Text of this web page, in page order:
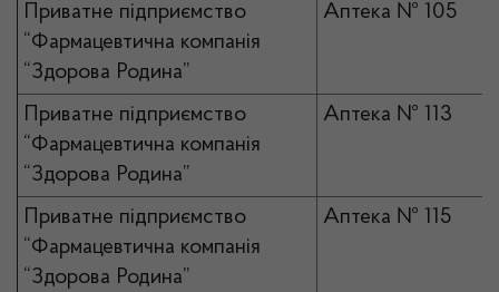
Приватне підприємство
“Фармацевтична компанія
“Здорова Родина”
Аптека № 105
Приватне підприємство
“Фармацевтична компанія
“Здорова Родина”
Аптека № 113
Приватне підприємство
“Фармацевтична компанія
“Здорова Родина”
Аптека № 115